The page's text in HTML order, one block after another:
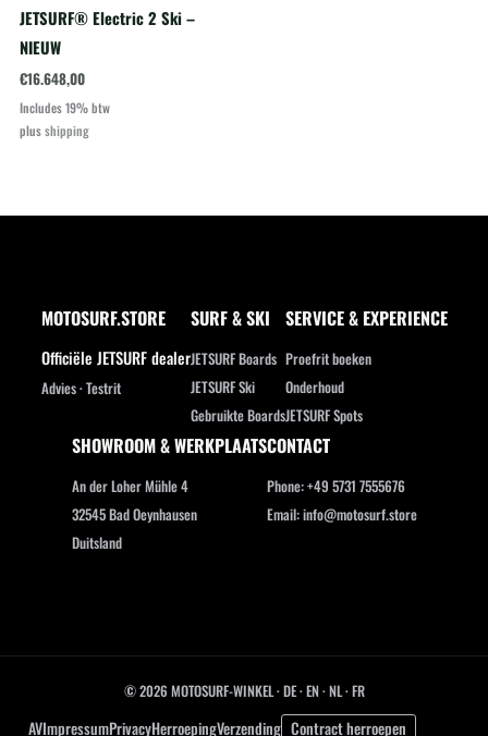
JETSURF® Electric 2 Ski –
NIEUW
€16.648,00
Includes 19% btw
plusshipping
MOTOSURF.STORE
Officiële JETSURF dealer
Advies · Testrit
SURF & SKI
JETSURF Boards
JETSURF Ski
Gebruikte Boards
SERVICE & EXPERIENCE
Proefrit boeken
Onderhoud
JETSURF Spots
SHOWROOM & WERKPLAATS
An der Loher Mühle 4
32545 Bad Oeynhausen
Duitsland
CONTACT
Phone: +49 5731 7555676
Email: info@motosurf.store
© 2026 MOTOSURF-WINKEL ·DE·EN·NL ·FR
AVImpressumPrivacyHerroepingVerzending Contract herroepen